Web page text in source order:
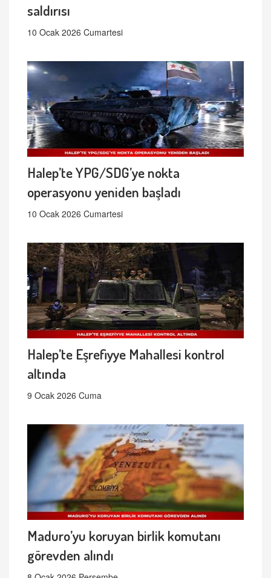
saldırısı
10 Ocak 2026 Cumartesi
Halep’te YPG/SDG’ye nokta
operasyonu yeniden başladı
10 Ocak 2026 Cumartesi
Halep’te Eşrefiyye Mahallesi kontrol
altında
9 Ocak 2026 Cuma
Maduro’yu koruyan birlik komutanı
görevden alındı